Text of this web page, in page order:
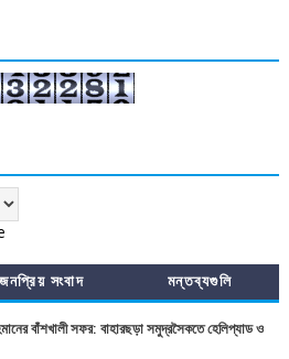
জনপ্রিয় সংবাদ মন্তব্যগুলি
বাঁশখালী সফর: বাহারছড়া সমুদ্রসৈকতে হেলিপ্যাড ও